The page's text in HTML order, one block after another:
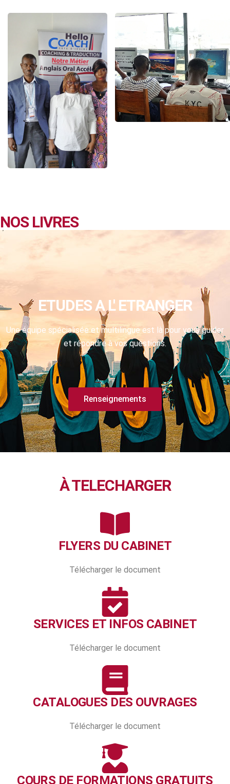
NOS LIVRES
ETUDES A L' ETRANGER
Une équipe spécialisée et multilingue est là pour vous guider
et répondre à vos questions.
Renseignements
À TELECHARGER
FLYERS DU CABINET
Télécharger le document
SERVICES ET INFOS CABINET
Télécharger le document
CATALOGUES DES OUVRAGES
Télécharger le document
COURS DE FORMATIONS GRATUITS